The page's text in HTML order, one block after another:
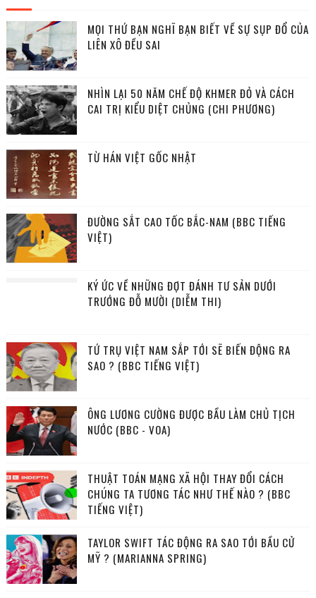
MỌI THỨ BẠN NGHĨ BẠN BIẾT VỀ SỰ SỤP ĐỔ CỦA
LIÊN XÔ ĐỀU SAI
NHÌN LẠI 50 NĂM CHẾ ĐỘ KHMER ĐỎ VÀ CÁCH
CAI TRỊ KIỂU DIỆT CHỦNG (CHI PHƯƠNG)
TỪ HÁN VIỆT GỐC NHẬT
ĐƯỜNG SẮT CAO TỐC BẮC-NAM (BBC TIẾNG
VIỆT)
KÝ ỨC VỀ NHỮNG ĐỢT ĐÁNH TƯ SẢN DƯỚI
TRƯỚNG ĐỖ MƯỜI (DIỄM THI)
TỨ TRỤ VIỆT NAM SẮP TỚI SẼ BIẾN ĐỘNG RA
SAO ? (BBC TIẾNG VIỆT)
ÔNG LƯƠNG CƯỜNG ĐƯỢC BẦU LÀM CHỦ TỊCH
NƯỚC (BBC - VOA)
THUẬT TOÁN MẠNG XÃ HỘI THAY ĐỔI CÁCH
CHÚNG TA TƯƠNG TÁC NHƯ THẾ NÀO ? (BBC
TIẾNG VIỆT)
TAYLOR SWIFT TÁC ĐỘNG RA SAO TỚI BẦU CỬ
MỸ ? (MARIANNA SPRING)